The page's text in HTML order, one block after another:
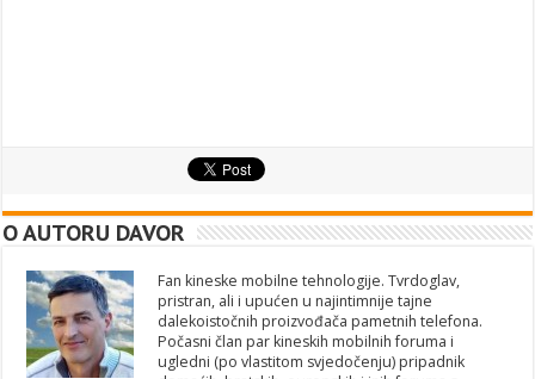
O AUTORU DAVOR
Fan kineske mobilne tehnologije. Tvrdoglav,
pristran, ali i upućen u najintimnije tajne
dalekoistočnih proizvođača pametnih telefona.
Počasni član par kineskih mobilnih foruma i
ugledni (po vlastitom svjedočenju) pripadnik